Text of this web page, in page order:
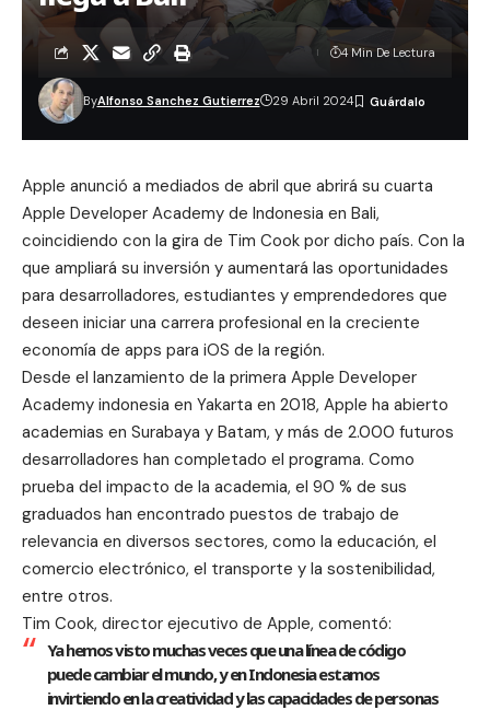
ByAlfonso Sanchez Gutierrez 29 Abril 2024
4 Min De Lectura
Apple anunció a mediados de abril que abrirá su cuarta
Apple Developer Academy de Indonesia en Bali,
coincidiendo con la gira de Tim Cook por dicho país. Con la
que ampliará su inversión y aumentará las oportunidades
para desarrolladores, estudiantes y emprendedores que
deseen iniciar una carrera profesional en la creciente
economía de apps para iOS de la región.
Desde el lanzamiento de la primera Apple Developer
Academy indonesia en Yakarta en 2018, Apple ha abierto
academias en Surabaya y Batam, y más de 2.000 futuros
desarrolladores han completado el programa. Como
prueba del impacto de la academia, el 90 % de sus
graduados han encontrado puestos de trabajo de
relevancia en diversos sectores, como la educación, el
comercio electrónico, el transporte y la sostenibilidad,
entre otros.
Tim Cook, director ejecutivo de Apple, comentó:
Ya hemos visto muchas veces que una línea de código
puede cambiar el mundo, y en Indonesia estamos
invirtiendo en la creatividad y las capacidades de personas